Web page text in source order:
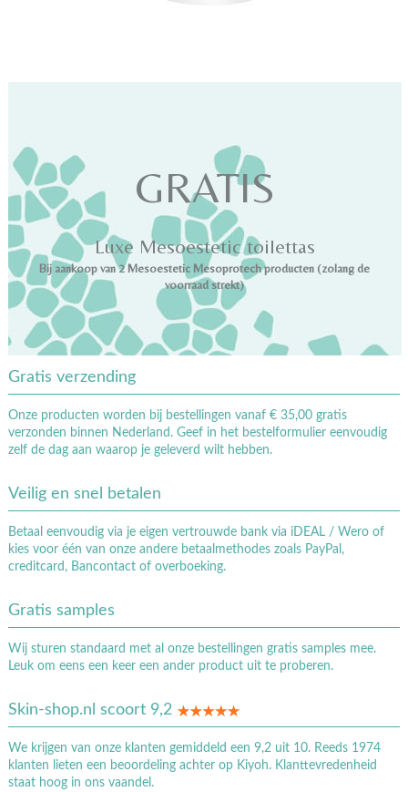
GRATIS
Luxe Mesoestetic toilettas
Bij aankoop van 2 Mesoestetic Mesoprotech producten (zolang de
voorraad strekt)
Gratis verzending
Onze producten worden bij bestellingen vanaf € 35,00 gratis
verzonden binnen Nederland. Geef in het bestelformulier eenvoudig
zelf de dag aan waarop je geleverd wilt hebben.
Veilig en snel betalen
Betaal eenvoudig via je eigen vertrouwde bank via iDEAL / Wero of
kies voor één van onze andere betaalmethodes zoals PayPal,
creditcard, Bancontact of overboeking.
Gratis samples
Wij sturen standaard met al onze bestellingen gratis samples mee.
Leuk om eens een keer een ander product uit te proberen.
Skin-shop.nl scoort 9,2
We krijgen van onze klanten gemiddeld een 9,2 uit 10. Reeds 1974
klanten lieten een beoordeling achter op Kiyoh. Klanttevredenheid
staat hoog in ons vaandel.